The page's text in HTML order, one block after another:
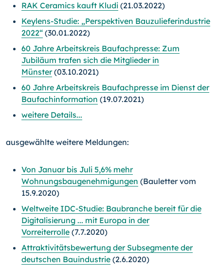
RAK Ceramics kauft Kludi (21.03.2022)
Keylens-Studie: „Perspektiven Bauzulieferindustrie
2022“ (30.01.2022)
60 Jahre Arbeitskreis Baufachpresse: Zum
Jubiläum trafen sich die Mitglieder in
Münster(03.10.2021)
60 Jahre Arbeitskreis Baufachpresse im Dienst der
Baufachinformation (19.07.2021)
weitere Details...
ausgewählte weitere Meldungen:
Von Januar bis Juli 5,6% mehr
Wohnungsbaugenehmigungen (Bauletter vom
15.9.2020)
Weltweite IDC-Studie: Baubranche bereit für die
Digitalisierung ... mit Europa in der
Vorreiterrolle (7.7.2020)
Attraktivitätsbewertung der Subsegmente der
deutschen Bauindustrie (2.6.2020)